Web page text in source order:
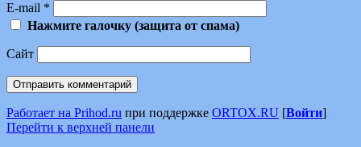
E-mail *
Нажмите галочку (защита от спама)
Сайт
Работает на Prihod.ru при поддержке ORTOX.RU [Войти]
Перейти к верхней панели